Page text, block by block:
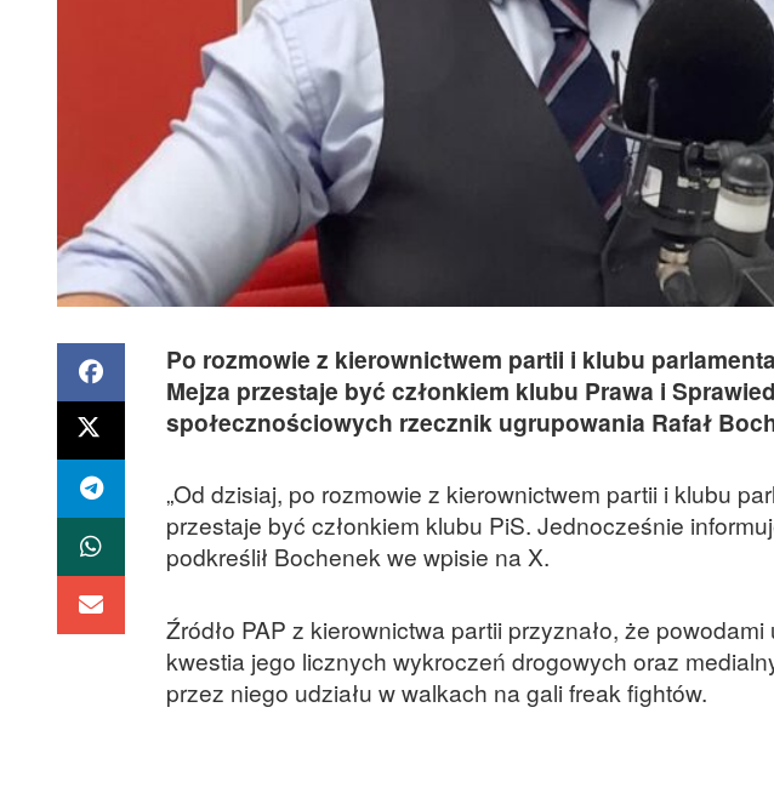
Po rozmowie z kierownictwem partii i klubu
Mejza przestaje być członkiem klubu Prawa i
społecznościowych rzecznik ugrupowania Rafał
„Od dzisiaj, po rozmowie z kierownictwem partii i klubu
przestaje być członkiem klubu PiS. Jednocześnie
podkreślił Bochenek we wpisie na X.
Źródło PAP z kierownictwa partii przyznało, że
kwestia jego licznych wykroczeń drogowych oraz
przez niego udziału w walkach na gali freak fightów.